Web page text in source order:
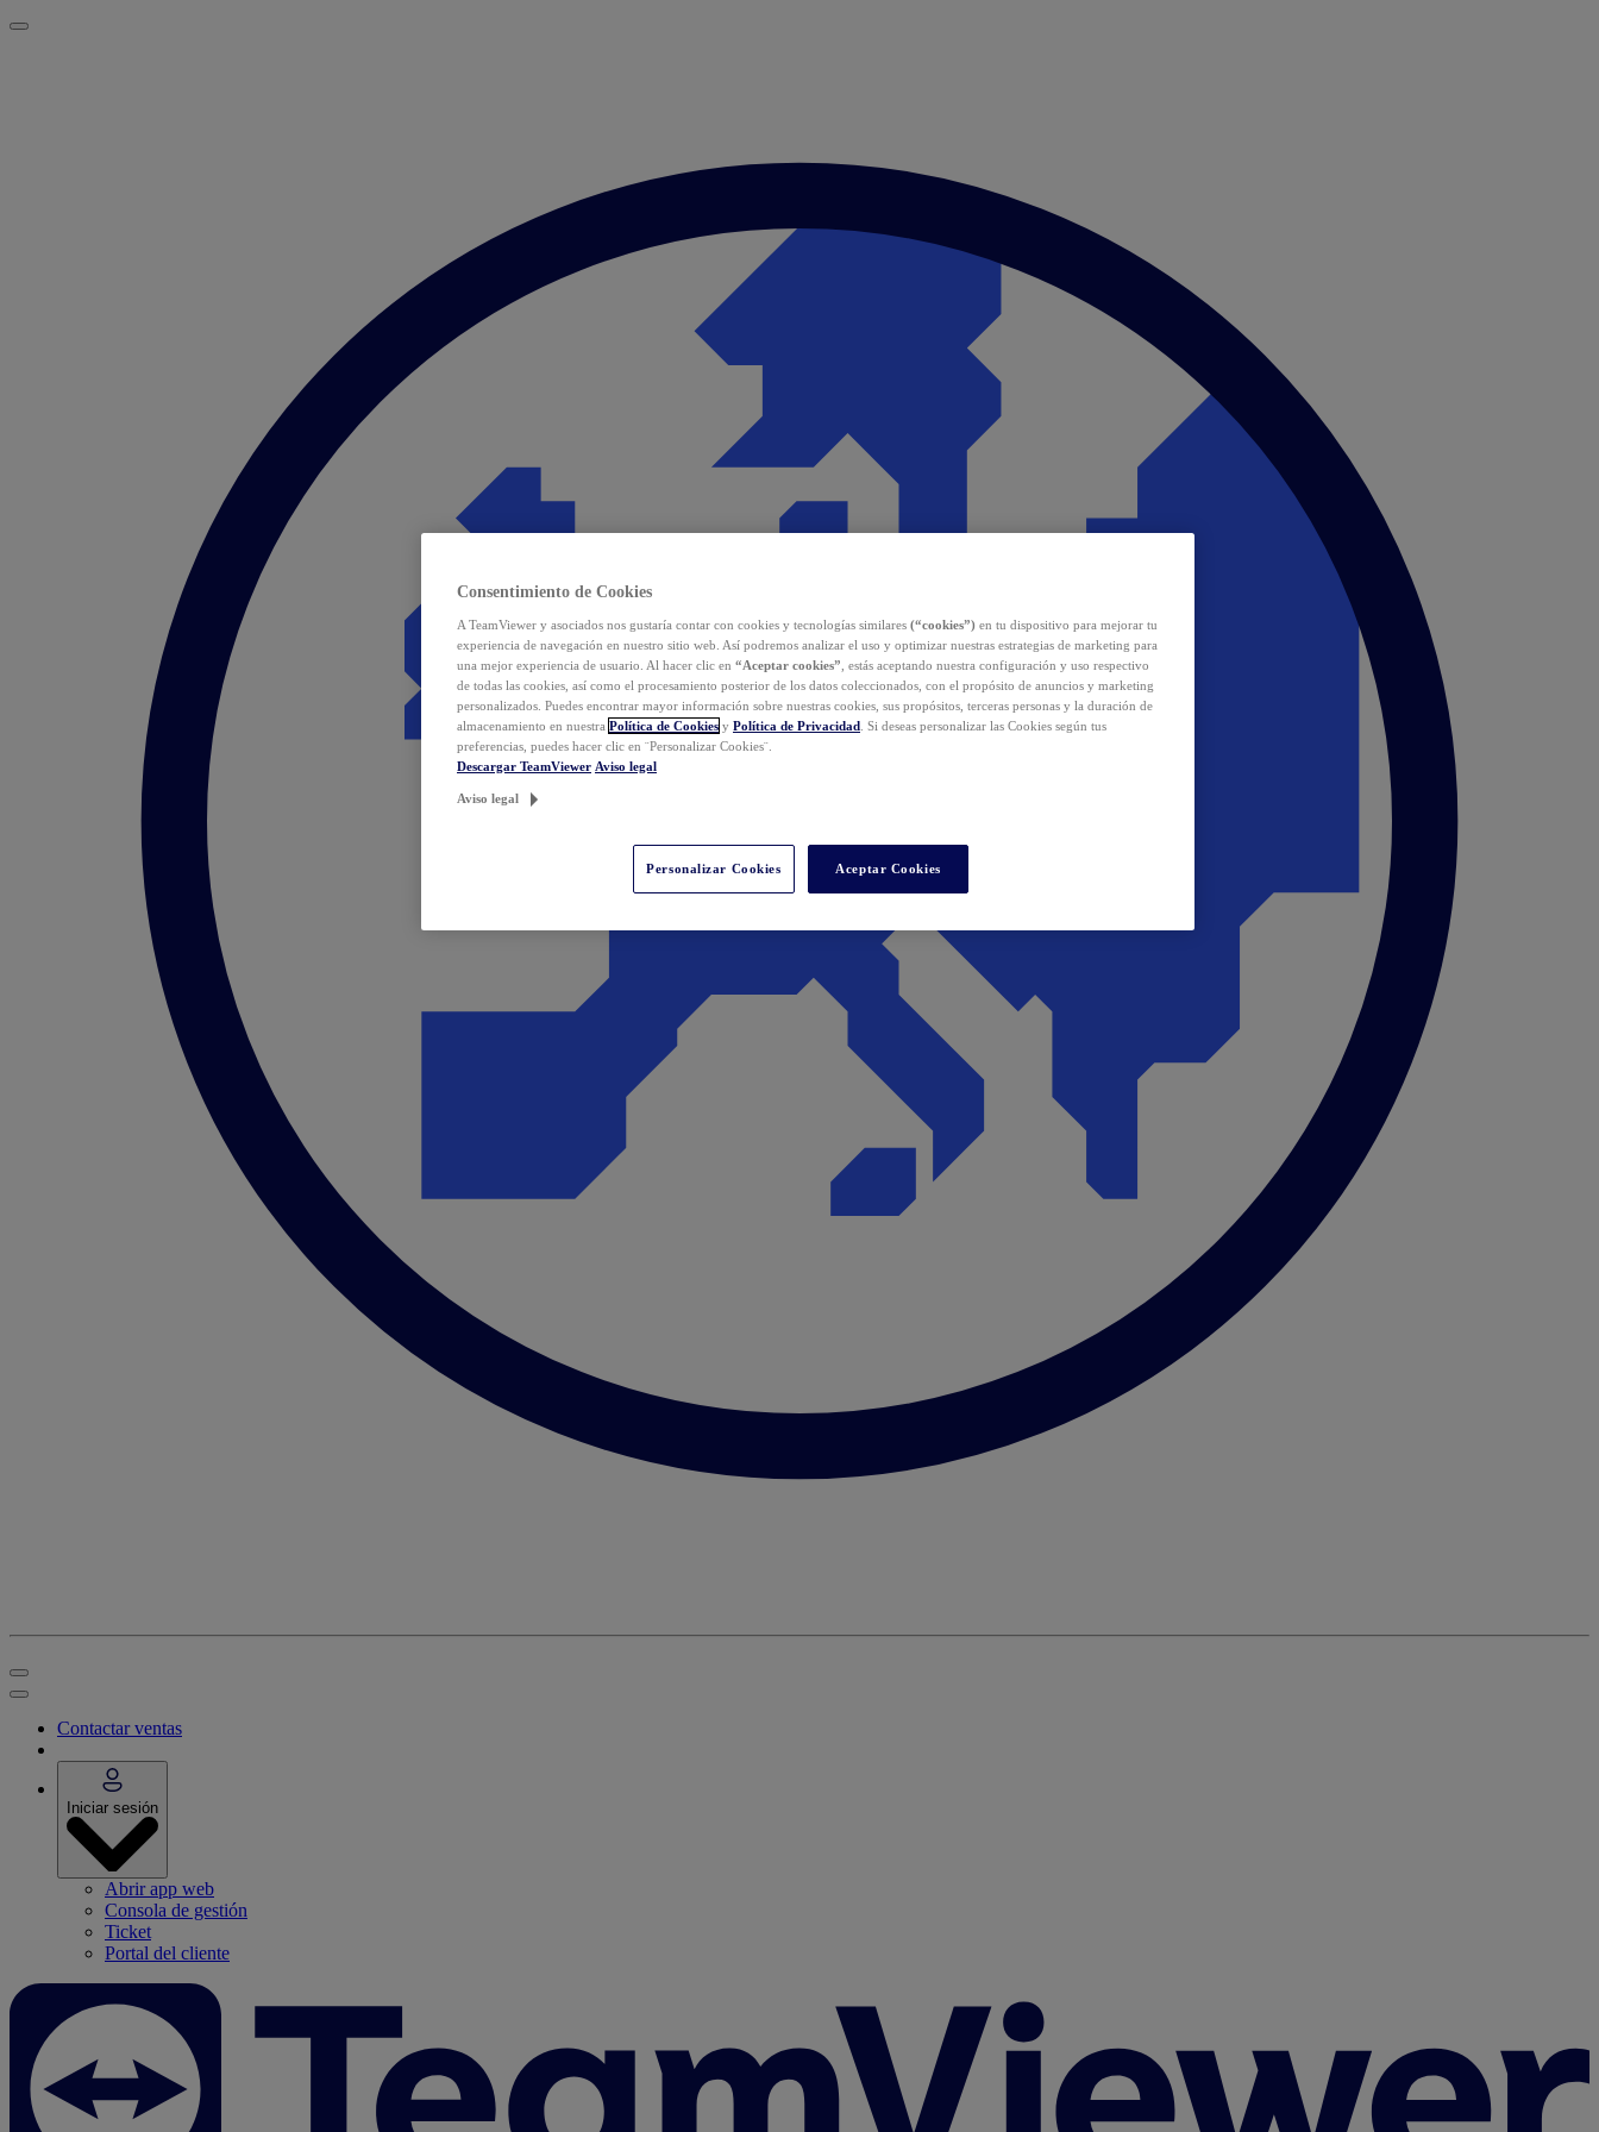
Contactar ventas
Iniciar sesión
Abrir app web
Consola de gestión
Ticket
Portal del cliente
Consentimiento de Cookies
A TeamViewer y asociados nos gustaría contar con cookies y tecnologías similares (“cookies”) en tu dispositivo para mejorar tu
experiencia de navegación en nuestro sitio web. Así podremos analizar el uso y optimizar nuestras estrategias de marketing para
una mejor experiencia de usuario. Al hacer clic en “Aceptar cookies” , estás aceptando nuestra configuración y uso respectivo
de todas las cookies, así como el procesamiento posterior de los datos coleccionados, con el propósito de anuncios y marketing
personalizados. Puedes encontrar mayor información sobre nuestras cookies, sus propósitos, terceras personas y la duración de
almacenamiento en nuestra Política de Cookies y Política de Privacidad . Si deseas personalizar las Cookies según tus
preferencias, puedes hacer clic en ¨Personalizar Cookies¨.
Descargar TeamViewer Aviso legal
Aviso legal
Personalizar Cookies Aceptar Cookies